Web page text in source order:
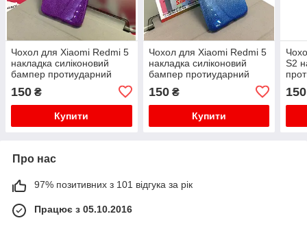
Чохол для Xiaomi Redmi 5
накладка силіконовий
бампер протиударний
150 ₴
Купити
Чохол для Xiaomi Redmi 5
накладка силіконовий
бампер протиударний
150₴
Купити
S2
150
Про нас
97% позитивних з 101 відгука за рік
Працює з 05.10.2016